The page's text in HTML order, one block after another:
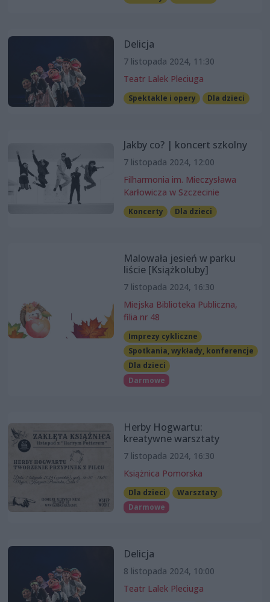
Delicja
7 listopada 2024, 11:30
Teatr Lalek Pleciuga
Spektakle i opery Dla dzieci
Jakby co? | koncert szkolny
7 listopada 2024, 12:00
Filharmonia im. Mieczysława
Karłowicza w Szczecinie
Koncerty Dla dzieci
Malowała jesień w parku
liście [Książkoluby]
7 listopada 2024, 16:30
Miejska Biblioteka Publiczna,
filia nr 48
Imprezy cykliczne
Spotkania, wykłady, konferencje
Dla dzieci
Darmowe
Herby Hogwartu:
kreatywne warsztaty
7 listopada 2024, 16:30
Książnica Pomorska
Dla dzieci
Warsztaty
Darmowe
Delicja
8 listopada 2024, 10:00
Teatr Lalek Pleciuga